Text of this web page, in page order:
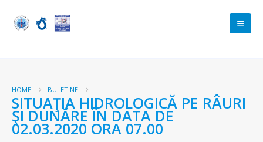
HOME BULETINE
SITUAŢIA HIDROLOGICĂ PE RÂURI
ŞI DUNĂRE ÎN DATA DE
02.03.2020 ORA 07.00